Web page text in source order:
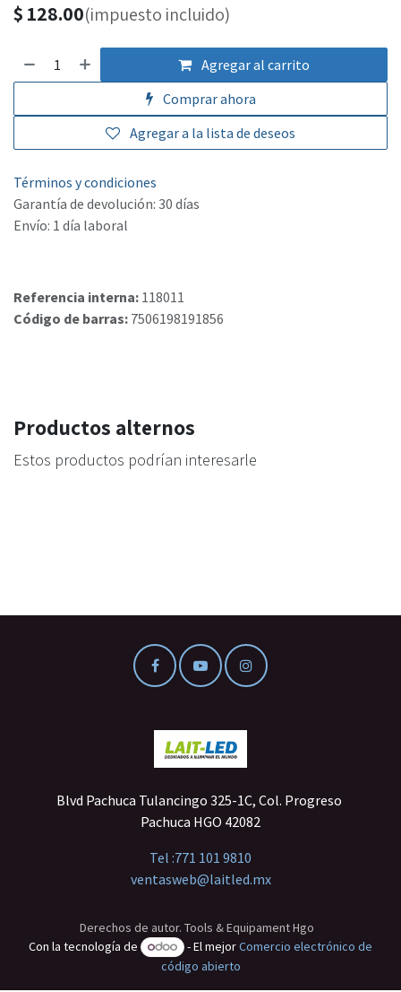
$ 128.00(impuesto incluido)
Agregar al carrito
Comprar ahora
Agregar a la lista de deseos
Términos y condiciones
Garantía de devolución: 30 días
Envío: 1 día laboral
Referencia interna: 118011
Código de barras: 7506198191856
Productos alternos
Estos productos podrían interesarle
Blvd Pachuca Tulancingo 325-1C, Col. Progreso
Pachuca HGO 42082
Tel :771 101 9810
ventasweb@laitled.mx
Derechos de autor. Tools & Equipament Hgo
Con la tecnología de
- El mejorComercio electrónico de
código abierto